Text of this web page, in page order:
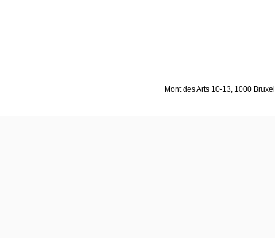
Mont des Arts 10-13, 1000